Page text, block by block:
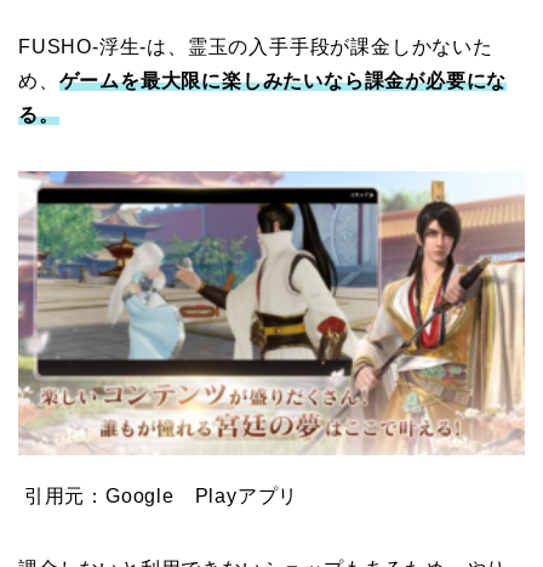
FUSHO-浮生-は、霊玉の入手手段が課金しかないた
め、 ゲームを最大限に楽しみたいなら課金が必要にな
る。
引用元：Google Playアプリ